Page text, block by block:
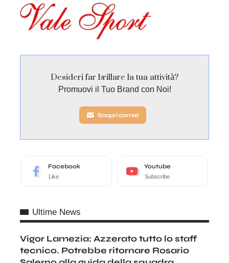
Desideri far brillare la tua attività?
Promuovi il Tuo Brand con Noi!
Scopri come!
Facebook
Like
Youtube
Subscribe
Ultime News
Vigor Lamezia: Azzerato tutto lo staff
tecnico. Potrebbe ritornare Rosario